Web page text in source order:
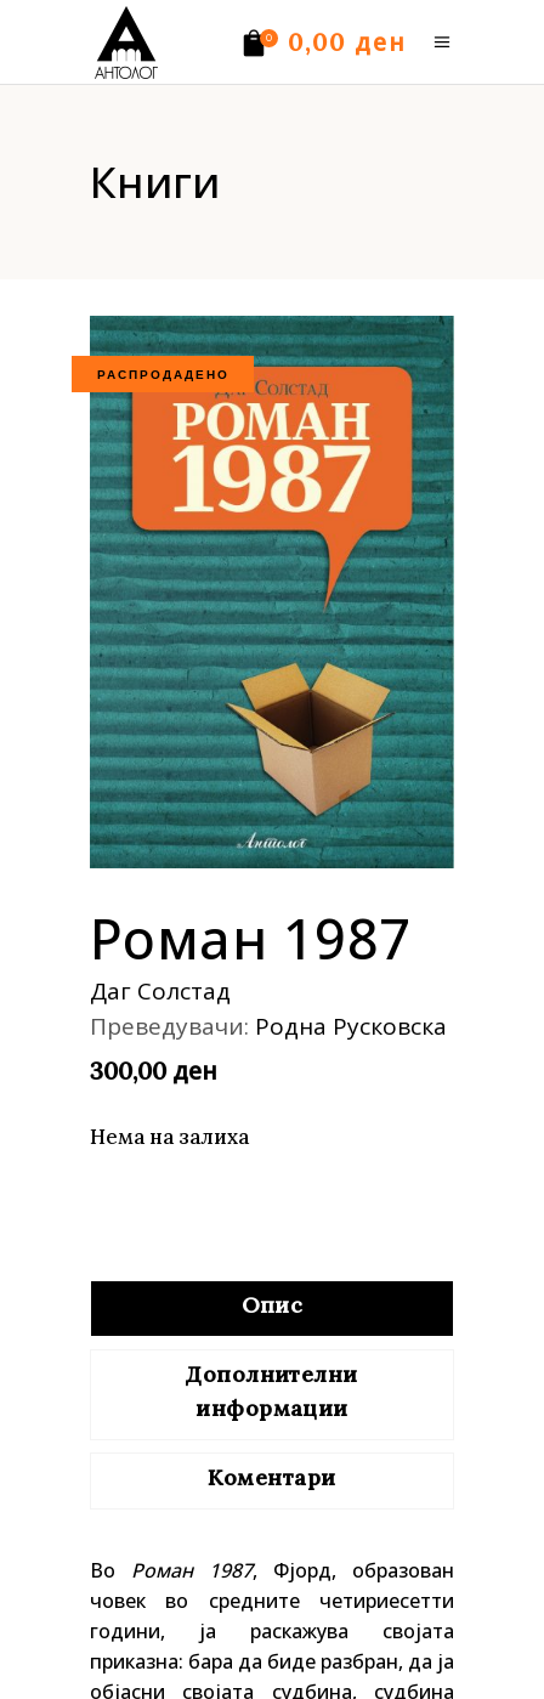
0 0,00 ден
Книги
РАСПРОДАДЕНО
Роман 1987
Даг Солстад
Преведувачи: Родна Русковска
300,00 ден
Нема на залиха
Опис
Дополнителни
информации
Коментари
Во Роман 1987, Фјорд, образован
човек во средните четириесетти
години, ја раскажува својата
приказна: бара да биде разбран, да ја
објасни својата судбина, судбина